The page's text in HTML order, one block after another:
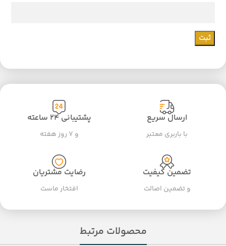
ارسال سریع
با باربری معتبر
پشتیبانی ۲۴ ساعته
و ۷ روز هفته
تضمین کیفیت
و تضمین اصالت
رضایت مشتریان
افتخار ماست
محصولات مرتبط